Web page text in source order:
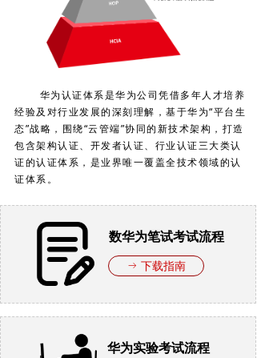
华为实验考试流程
数华为笔试考试流程
ꁹ 下载指南
华为认证体系是华为公司凭借多年人才培养
经验及对行业发展的深刻理解，基于华为“平台生
态”战略，围绕“云管端”协同的新技术架构，打造
包含架构认证、开发者认证、行业认证三大类认
证的认证体系，是业界唯一覆盖全技术领域的认
证体系。